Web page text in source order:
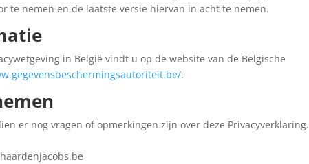
te nemen en de laatste versie hiervan in acht te nemen.
in België vindt u op de website van de Belgische
.
er nog vragen of opmerkingen zijn over deze Privacyverklaring.